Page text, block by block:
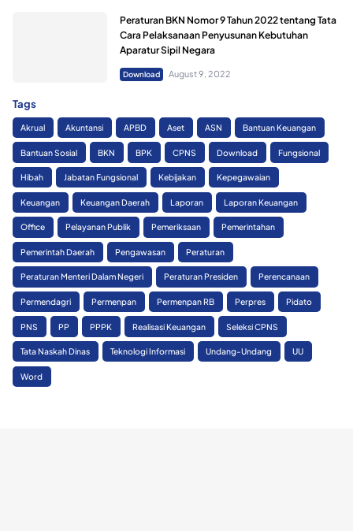
Peraturan BKN Nomor 9 Tahun 2022 tentang Tata
Cara Pelaksanaan Penyusunan Kebutuhan
Aparatur Sipil Negara
Download August 9, 2022
Tags
Akrual Akuntansi APBD Aset ASN Bantuan Keuangan
Bantuan Sosial BKN BPK CPNS Download Fungsional
Hibah Jabatan Fungsional Kebijakan Kepegawaian
Keuangan Keuangan Daerah Laporan Laporan Keuangan
Office Pelayanan Publik Pemeriksaan Pemerintahan
Pemerintah Daerah Pengawasan Peraturan
Peraturan Menteri Dalam Negeri Peraturan Presiden Perencanaan
Permendagri Permenpan Permenpan RB Perpres Pidato
PNS PP PPPK Realisasi Keuangan Seleksi CPNS
Tata Naskah Dinas Teknologi Informasi Undang-Undang UU
Word